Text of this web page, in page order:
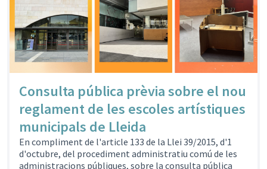
Consulta pública prèvia sobre el nou
reglament de les escoles artístiques
municipals de Lleida
En compliment de l'article 133 de la Llei 39/2015, d'1
d'octubre, del procediment administratiu comú de les
administracions públiques, sobre la consulta pública